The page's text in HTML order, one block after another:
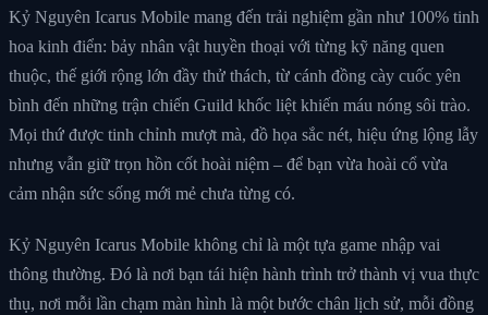
Kỷ Nguyên Icarus Mobile mang đến trải nghiệm gần như 100% tinh
hoa kinh điển: bảy nhân vật huyền thoại với từng kỹ năng quen
thuộc, thế giới rộng lớn đầy thử thách, từ cánh đồng cày cuốc yên
bình đến những trận chiến Guild khốc liệt khiến máu nóng sôi trào.
Mọi thứ được tinh chỉnh mượt mà, đồ họa sắc nét, hiệu ứng lộng lẫy
nhưng vẫn giữ trọn hồn cốt hoài niệm – để bạn vừa hoài cổ vừa
cảm nhận sức sống mới mẻ chưa từng có.
Kỷ Nguyên Icarus Mobile không chỉ là một tựa game nhập vai
thông thường. Đó là nơi bạn tái hiện hành trình trở thành vị vua thực
thụ, nơi mỗi lần chạm màn hình là một bước chân lịch sử, mỗi đồng